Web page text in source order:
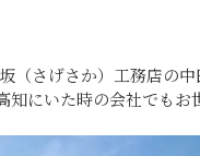
さげさか）工務店の中
にいた時の会社でもお